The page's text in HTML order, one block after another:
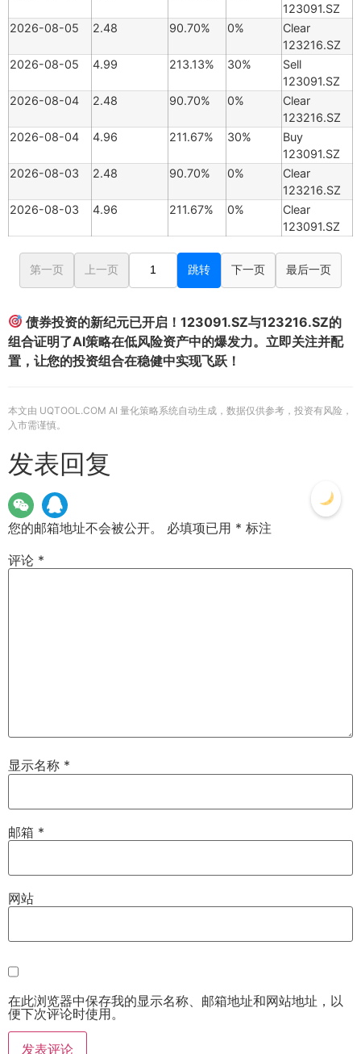
123091.SZ
2026-08-05
2.48 90.70% 0%
Clear
123216.SZ
2026-08-05
4.99 213.13% 30%
Sell
123091.SZ
2026-08-04
2.48 90.70% 0%
Clear
123216.SZ
2026-08-04
4.96 211.67% 30%
Buy
123091.SZ
2026-08-03
2.48 90.70% 0%
Clear
123216.SZ
2026-08-03
4.96 211.67% 0%
Clear
123091.SZ
第一页 上一页 跳转 下一页 最后一页
债券投资的新纪元已开启！123091.SZ与123216.SZ的
组合证明了AI策略在低风险资产中的爆发力。立即关注并配
置，让您的投资组合在稳健中实现飞跃！
本文由 UQTOOL.COM AI 量化策略系统自动生成，数据仅供参考，投资有风险，
入市需谨慎。
发表回复
您的邮箱地址不会被公开。 必填项已用 * 标注
评论 *
显示名称 *
邮箱 *
网站
在此浏览器中保存我的显示名称、邮箱地址和网站地址，以
便下次评论时使用。